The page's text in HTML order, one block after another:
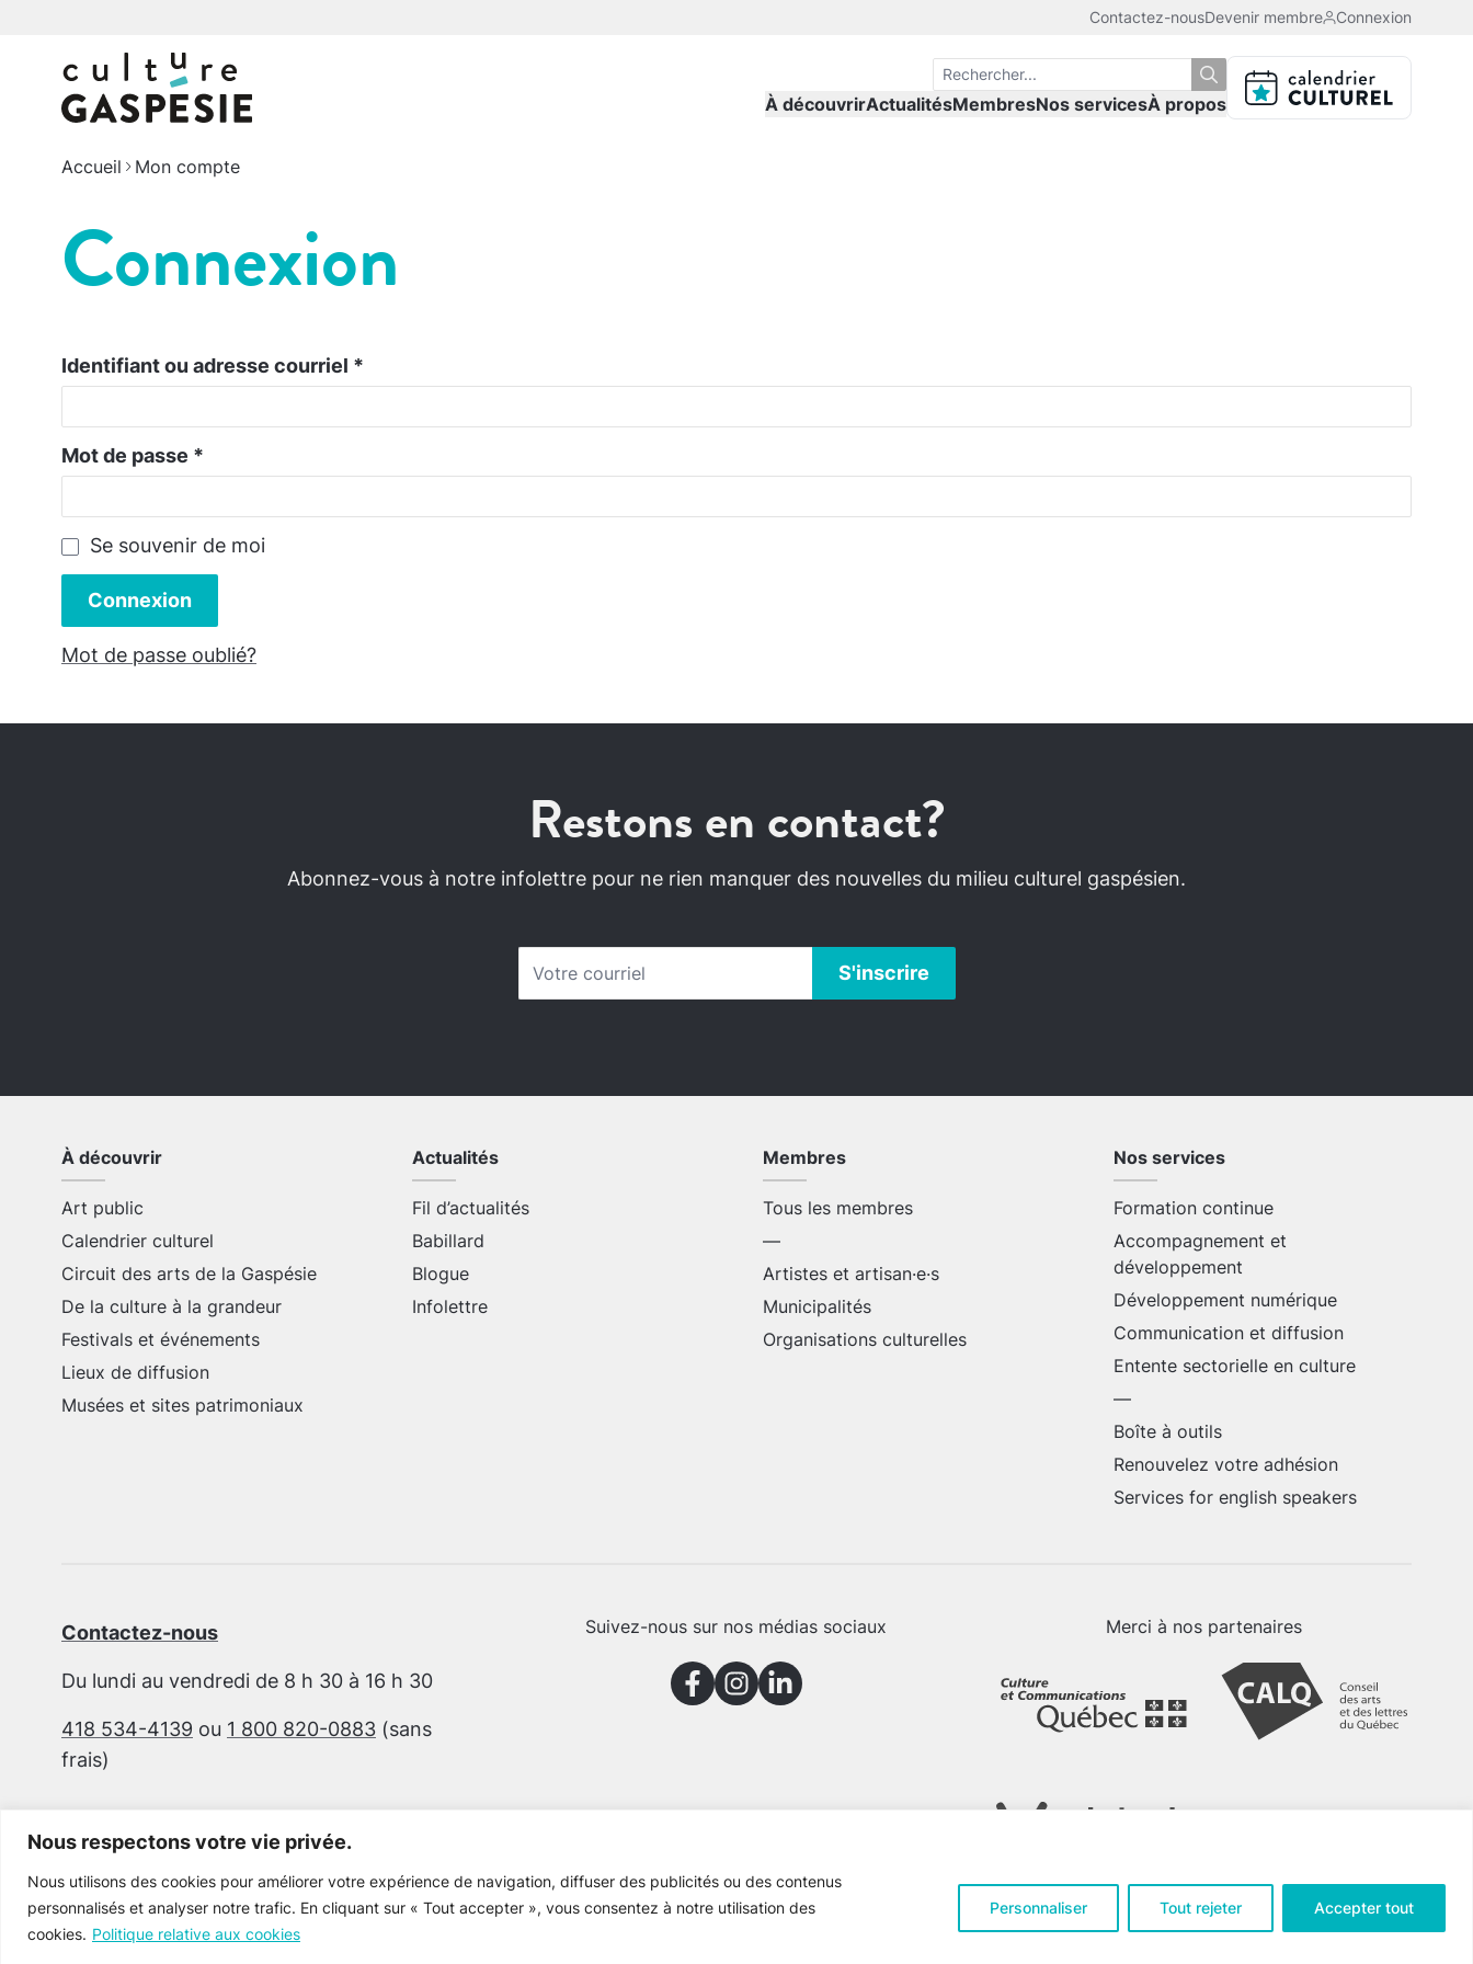
Nous respectons votre vie privée.
Nous utilisons des cookies pour améliorer votre expérience de navigation, diffuser des publicités ou des contenus
personnalisés et analyser notre trafic. En cliquant sur « Tout accepter », vous consentez à notre utilisation des
cookies. Politique relative aux cookies
Personnaliser Tout rejeter Accepter tout
Contactez-nousDevenir membre Connexion
À découvrirActualitésMembresNos servicesÀ propos
Accueil Mon compte
Connexion
Identifiant ou adresse courriel *
Mot de passe *
Se souvenir de moi
Connexion
Mot de passe oublié?
Restons en contact?
Abonnez-vous à notre infolettre pour ne rien manquer des nouvelles du milieu culturel gaspésien.
À découvrir
Art public
Calendrier culturel
Circuit des arts de la Gaspésie
De la culture à la grandeur
Festivals et événements
Lieux de diffusion
Musées et sites patrimoniaux
Actualités
Fil d’actualités
Babillard
Blogue
Infolettre
Membres
Tous les membres
—
Artistes et artisan·e·s
Municipalités
Organisations culturelles
Nos services
Formation continue
Accompagnement et
développement
Développement numérique
Communication et diffusion
Entente sectorielle en culture
—
Boîte à outils
Renouvelez votre adhésion
Services for english speakers
Contactez-nous
Du lundi au vendredi de 8 h 30 à 16 h 30
418 534-4139 ou 1 800 820-0883 (sans
frais)
Suivez-nous sur nos médias sociaux Merci à nos partenaires